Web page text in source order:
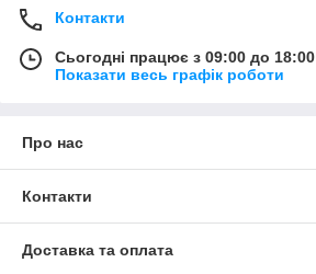
Контакти
Сьогодні працює з 09:00 до 18:00
Показати весь графік роботи
Про нас
Контакти
Доставка та оплата